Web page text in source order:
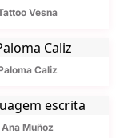
Vesna
Caliz
Ana Muñoz